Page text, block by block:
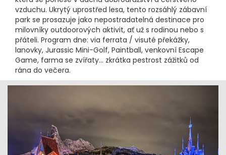
vzduchu. Ukrytý uprostřed lesa, tento rozsáhlý zábavní
park se prosazuje jako nepostradatelná destinace pro
milovníky outdoorových aktivit, ať už s rodinou nebo s
přáteli. Program dne: via ferrata / visuté překážky,
lanovky, Jurassic Mini-Golf, Paintball, venkovní Escape
Game, farma se zvířaty… zkrátka pestrost zážitků od
rána do večera.